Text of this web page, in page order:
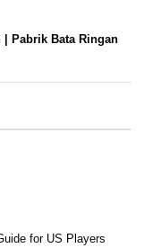
Pabrik Bata Ringan
for US Players